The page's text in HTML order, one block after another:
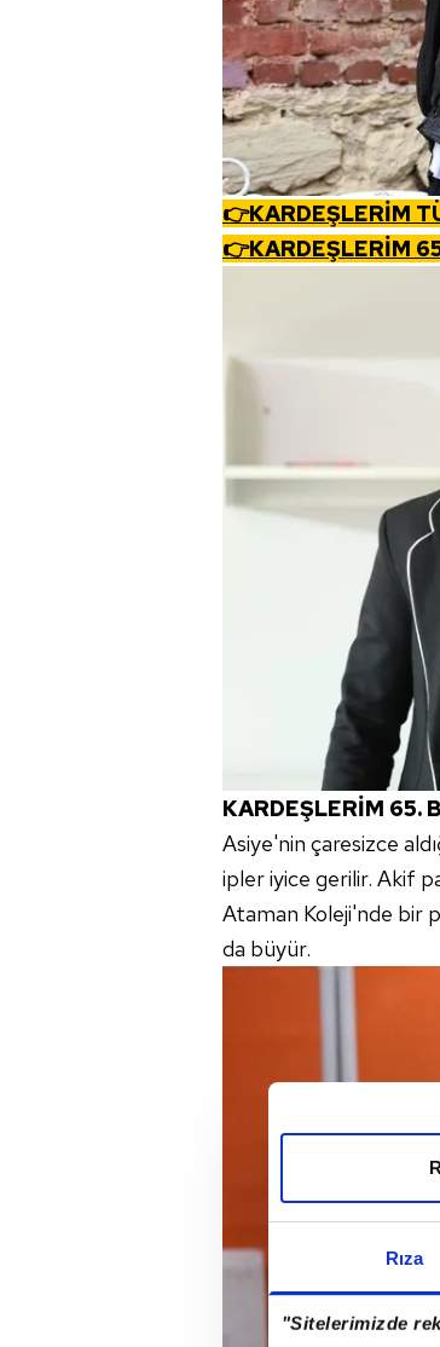
Rıza
"Sitelerimizde
👉KARDEŞLERİM
👉KARDEŞLERİM
KARDEŞLERİM 65.
Asiye'nin çaresizce
ipler iyice gerilir. Akif
Ataman Koleji'nde bir
da büyür.